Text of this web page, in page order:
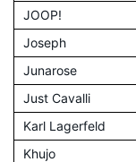
JOOP!
Joseph
Junarose
Just Cavalli
Karl Lagerfeld
Khujo